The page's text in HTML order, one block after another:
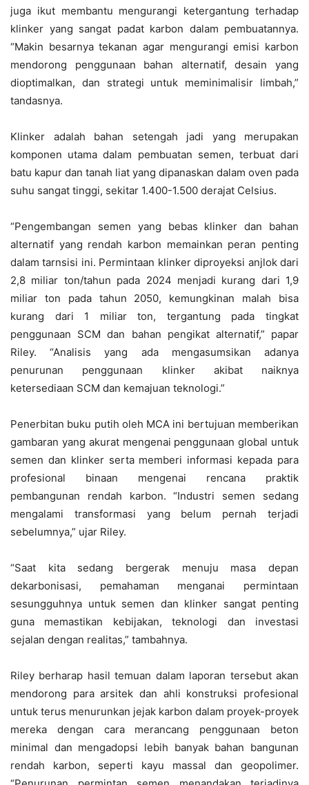
juga ikut membantu mengurangi ketergantung terhadap
klinker yang sangat padat karbon dalam pembuatannya.
“Makin besarnya tekanan agar mengurangi emisi karbon
mendorong penggunaan bahan alternatif, desain yang
dioptimalkan, dan strategi untuk meminimalisir limbah,”
tandasnya.
Klinker adalah bahan setengah jadi yang merupakan
komponen utama dalam pembuatan semen, terbuat dari
batu kapur dan tanah liat yang dipanaskan dalam oven pada
suhu sangat tinggi, sekitar 1.400-1.500 derajat Celsius.
“Pengembangan semen yang bebas klinker dan bahan
alternatif yang rendah karbon memainkan peran penting
dalam tarnsisi ini. Permintaan klinker diproyeksi anjlok dari
2,8 miliar ton/tahun pada 2024 menjadi kurang dari 1,9
miliar ton pada tahun 2050, kemungkinan malah bisa
kurang dari 1 miliar ton, tergantung pada tingkat
penggunaan SCM dan bahan pengikat alternatif,” papar
Riley. “Analisis yang ada mengasumsikan adanya
penurunan penggunaan klinker akibat naiknya
ketersediaan SCM dan kemajuan teknologi.”
Penerbitan buku putih oleh MCA ini bertujuan memberikan
gambaran yang akurat mengenai penggunaan global untuk
semen dan klinker serta memberi informasi kepada para
profesional binaan mengenai rencana praktik
pembangunan rendah karbon. “Industri semen sedang
mengalami transformasi yang belum pernah terjadi
sebelumnya,” ujar Riley.
“Saat kita sedang bergerak menuju masa depan
dekarbonisasi, pemahaman menganai permintaan
sesungguhnya untuk semen dan klinker sangat penting
guna memastikan kebijakan, teknologi dan investasi
sejalan dengan realitas,” tambahnya.
Riley berharap hasil temuan dalam laporan tersebut akan
mendorong para arsitek dan ahli konstruksi profesional
untuk terus menurunkan jejak karbon dalam proyek-proyek
mereka dengan cara merancang penggunaan beton
minimal dan mengadopsi lebih banyak bahan bangunan
rendah karbon, seperti kayu massal dan geopolimer.